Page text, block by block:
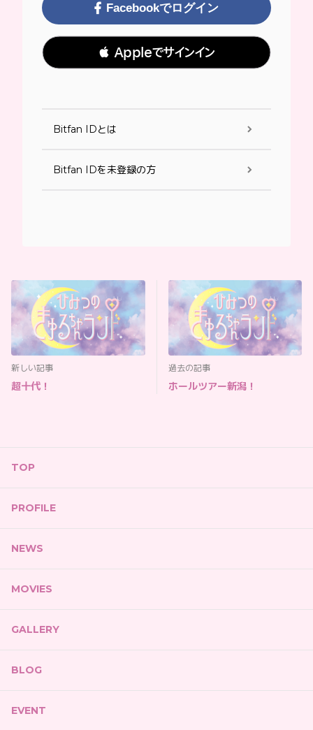
Facebookでログイン
 Appleでサインイン
Bitfan IDとは
Bitfan IDを未登録の方
新しい記事
超十代！
過去の記事
ホールツアー新潟！
TOP
PROFILE
NEWS
MOVIES
GALLERY
BLOG
EVENT